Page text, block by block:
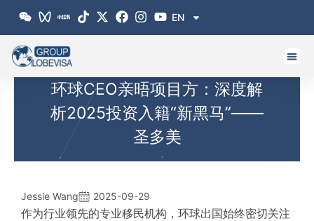
EN
环球CEO亲晤项目方：深度解
析2025投资入籍“新黑马”——
圣多美
Jessie Wang 2025-09-29
作为行业领先的专业移民机构，环球出国始终密切关注